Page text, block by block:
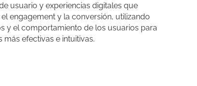
usuario y experiencias digitales que
engagement y la conversión, utilizando
y el comportamiento de los usuarios para
más efectivas e intuitivas.